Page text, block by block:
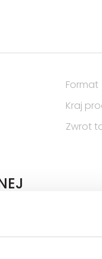
Format
Kraj
Zwrot
Piotr Pundzis